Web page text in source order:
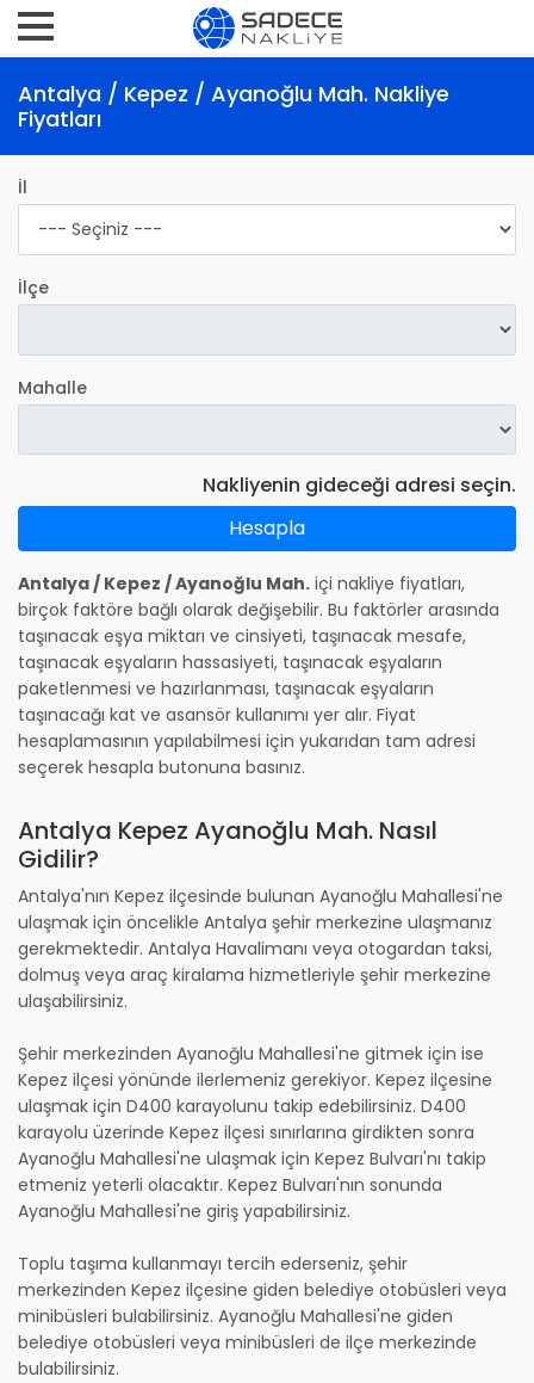
Antalya / Kepez / Ayanoğlu Mah. Nakliye
Fiyatları
İl
İlçe
Mahalle
Nakliyenin gideceği adresi seçin.
Hesapla
Antalya / Kepez / Ayanoğlu Mah. içi nakliye fiyatları,
birçok faktöre bağlı olarak değişebilir. Bu faktörler arasında
taşınacak eşya miktarı ve cinsiyeti, taşınacak mesafe,
taşınacak eşyaların hassasiyeti, taşınacak eşyaların
paketlenmesi ve hazırlanması, taşınacak eşyaların
taşınacağı kat ve asansör kullanımı yer alır. Fiyat
hesaplamasının yapılabilmesi için yukarıdan tam adresi
seçerek hesapla butonuna basınız.
Antalya Kepez Ayanoğlu Mah. Nasıl
Gidilir?
Antalya'nın Kepez ilçesinde bulunan Ayanoğlu Mahallesi'ne
ulaşmak için öncelikle Antalya şehir merkezine ulaşmanız
gerekmektedir. Antalya Havalimanı veya otogardan taksi,
dolmuş veya araç kiralama hizmetleriyle şehir merkezine
ulaşabilirsiniz.
Şehir merkezinden Ayanoğlu Mahallesi'ne gitmek için ise
Kepez ilçesi yönünde ilerlemeniz gerekiyor. Kepez ilçesine
ulaşmak için D400 karayolunu takip edebilirsiniz. D400
karayolu üzerinde Kepez ilçesi sınırlarına girdikten sonra
Ayanoğlu Mahallesi'ne ulaşmak için Kepez Bulvarı'nı takip
etmeniz yeterli olacaktır. Kepez Bulvarı'nın sonunda
Ayanoğlu Mahallesi'ne giriş yapabilirsiniz.
Toplu taşıma kullanmayı tercih ederseniz, şehir
merkezinden Kepez ilçesine giden belediye otobüsleri veya
minibüsleri bulabilirsiniz. Ayanoğlu Mahallesi'ne giden
belediye otobüsleri veya minibüsleri de ilçe merkezinde
bulabilirsiniz.